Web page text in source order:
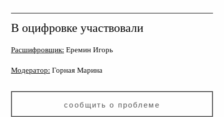
В оцифровке участвовали
Расшифровщик: Еремин Игорь
Модератор: Горная Марина
сообщить о проблеме